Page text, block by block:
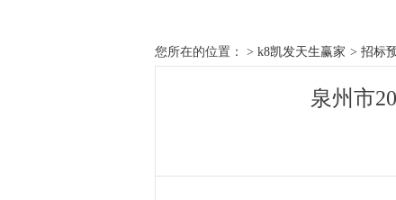
您所在的位置： > k8凯发天生赢家 > 招标
泉州市